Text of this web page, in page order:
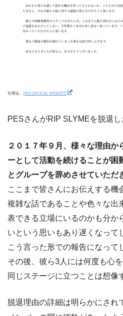
引用元： PES OFFICAL WEBSITE
PESさんがRIP SLYMEを脱退し
２０１７年９⽉、様々な理由
ーとして活動を続けることが困
とグループを辞めさせていただ
ここまで皆さんにお伝えする機
複雑な話であることや⾊々な出
表できる⽴場にいるのかも分か
いという思いもあり遅くなって
こう⾔った形での報告になって
その後、彼ら3⼈には何度も⼼
同じステージに⽴つことは想像
脱退理由の詳細は明らかにされ